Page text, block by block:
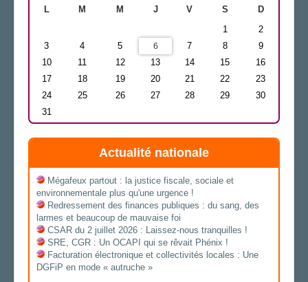
L M M J V S
D
1
2
3
4 5 6 7 8
9
10
11 12 13 14 15
16
17
18 19 20 21 22
23
24
25 26 27 28 29
30
31
Actualité nationale
Mégafeux partout : la justice fiscale, sociale et
environnementale plus qu'une urgence !
Redressement des finances publiques : du sang, des
larmes et beaucoup de mauvaise foi
CSAR du 2 juillet 2026 : Laissez-nous tranquilles !
SRE, CGR : Un OCAPI qui se rêvait Phénix !
Facturation électronique et collectivités locales : Une
DGFiP en mode « autruche »